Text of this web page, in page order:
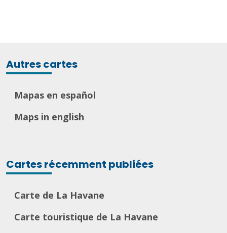
Autres cartes
Mapas en español
Maps in english
Cartes récemment publiées
Carte de La Havane
Carte touristique de La Havane